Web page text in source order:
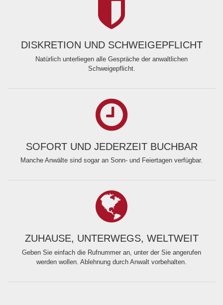
DISKRETION UND SCHWEIGEPFLICHT
Natürlich unterliegen alle Gespräche der anwaltlichen
Schweigepflicht.
SOFORT UND JEDERZEIT BUCHBAR
Manche Anwälte sind sogar an Sonn- und Feiertagen verfügbar.
ZUHAUSE, UNTERWEGS, WELTWEIT
Geben Sie einfach die Rufnummer an, unter der Sie angerufen
werden wollen. Ablehnung durch Anwalt vorbehalten.